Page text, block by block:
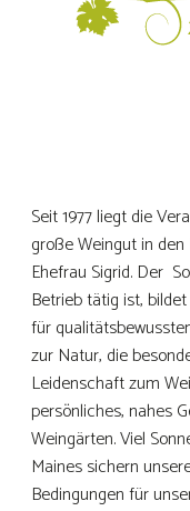
Seit 1977 liegt die
große Weingut in
Ehefrau Sigrid. Der
Betrieb tätig ist,
für
zur Natur, die
Leidenschaft zum
persönliches, nahes
Weingärten. Viel
Maines sichern
Bedingungen für